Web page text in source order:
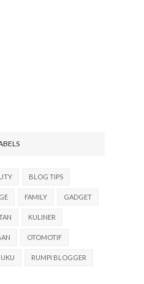
BLOG TIPS
FAMILY GADGET
KULINER
OTOMOTIF
RUMPI BLOGGER